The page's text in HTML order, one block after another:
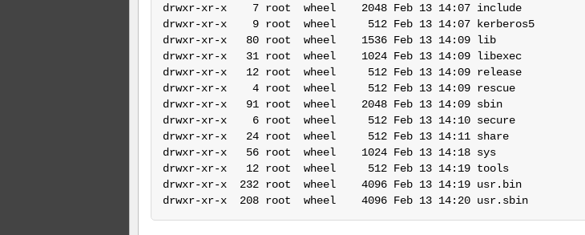
drwxr-xr-x    7 root  wheel    2048 Feb 13 14:07 include
drwxr-xr-x    9 root  wheel     512 Feb 13 14:07 kerberos5
drwxr-xr-x   80 root  wheel    1536 Feb 13 14:09 lib
drwxr-xr-x   31 root  wheel    1024 Feb 13 14:09 libexec
drwxr-xr-x   12 root  wheel     512 Feb 13 14:09 release
drwxr-xr-x    4 root  wheel     512 Feb 13 14:09 rescue
drwxr-xr-x   91 root  wheel    2048 Feb 13 14:09 sbin
drwxr-xr-x    6 root  wheel     512 Feb 13 14:10 secure
drwxr-xr-x   24 root  wheel     512 Feb 13 14:11 share
drwxr-xr-x   56 root  wheel    1024 Feb 13 14:18 sys
drwxr-xr-x   12 root  wheel     512 Feb 13 14:19 tools
drwxr-xr-x  232 root  wheel    4096 Feb 13 14:19 usr.bin
drwxr-xr-x  208 root  wheel    4096 Feb 13 14:20 usr.sbin